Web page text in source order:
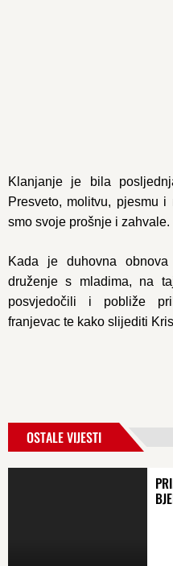
Klanjanje je bila
Presveto, molitvu, pjesmu i
smo svoje prošnje i zahvale.
Kada je duhovna
druženje s mladima, na
posvjedočili i pobliže
franjevac te kako slijediti
OSTALE VIJESTI